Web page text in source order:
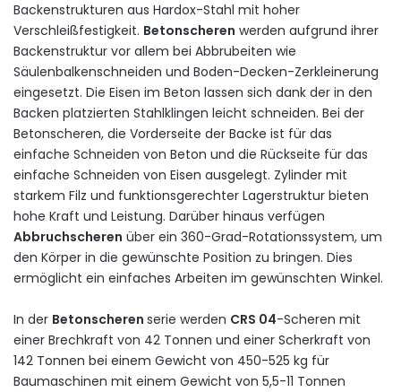
Backenstrukturen aus Hardox-Stahl mit hoher
Verschleißfestigkeit. Betonscheren werden aufgrund ihrer
Backenstruktur vor allem bei Abbrubeiten wie
Säulenbalkenschneiden und Boden-Decken-Zerkleinerung
eingesetzt. Die Eisen im Beton lassen sich dank der in den
Backen platzierten Stahlklingen leicht schneiden. Bei der
Betonscheren, die Vorderseite der Backe ist für das
einfache Schneiden von Beton und die Rückseite für das
einfache Schneiden von Eisen ausgelegt. Zylinder mit
starkem Filz und funktionsgerechter Lagerstruktur bieten
hohe Kraft und Leistung. Darüber hinaus verfügen
Abbruchscheren über ein 360-Grad-Rotationssystem, um
den Körper in die gewünschte Position zu bringen. Dies
ermöglicht ein einfaches Arbeiten im gewünschten Winkel.
In der Betonscheren serie werden CRS 04-Scheren mit
einer Brechkraft von 42 Tonnen und einer Scherkraft von
142 Tonnen bei einem Gewicht von 450-525 kg für
Baumaschinen mit einem Gewicht von 5,5-11 Tonnen